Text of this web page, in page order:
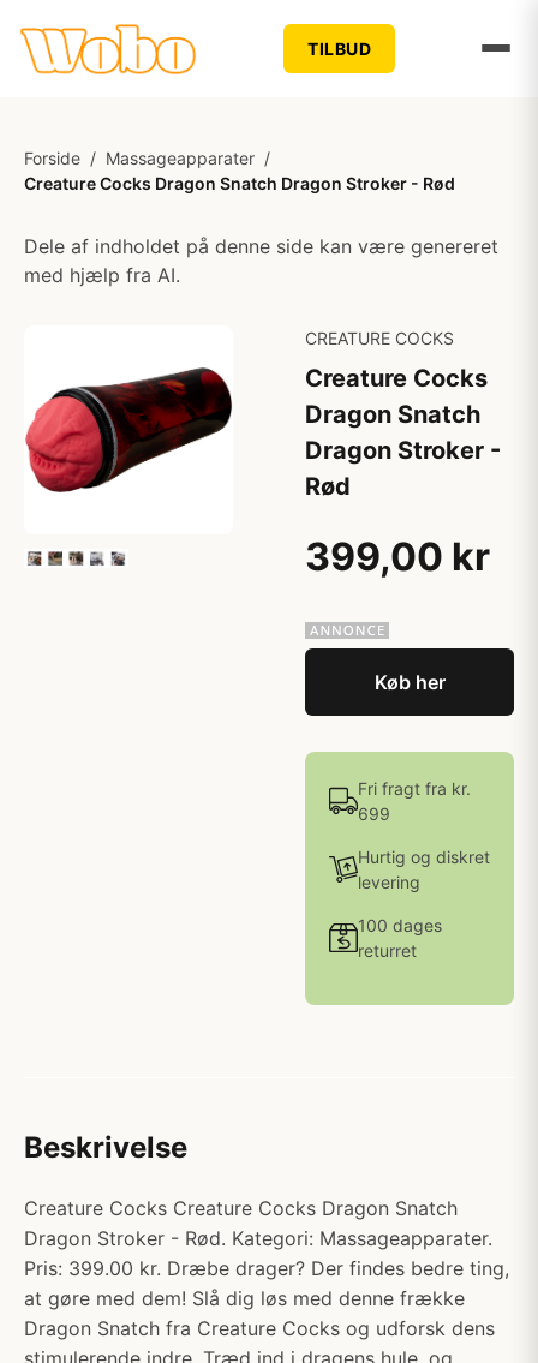
TILBUD
Forside / Massageapparater /
Creature Cocks Dragon Snatch Dragon Stroker - Rød
Dele af indholdet på denne side kan være genereret
med hjælp fra AI.
CREATURE COCKS
Creature Cocks
Dragon Snatch
Dragon Stroker -
Rød
399,00 kr
Køb her
Fri fragt fra kr.
699
Hurtig og diskret
levering
100 dages
returret
Beskrivelse
Creature Cocks Creature Cocks Dragon Snatch
Dragon Stroker - Rød. Kategori: Massageapparater.
Pris: 399.00 kr. Dræbe drager? Der findes bedre ting,
at gøre med dem! Slå dig løs med denne frække
Dragon Snatch fra Creature Cocks og udforsk dens
stimulerende indre. Træd ind i dragens hule, og